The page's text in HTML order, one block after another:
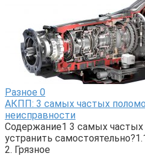
Разное 0
АКПП: 3 самых частых
неисправности
Содержание1 3 самых
устранить
2. Грязное